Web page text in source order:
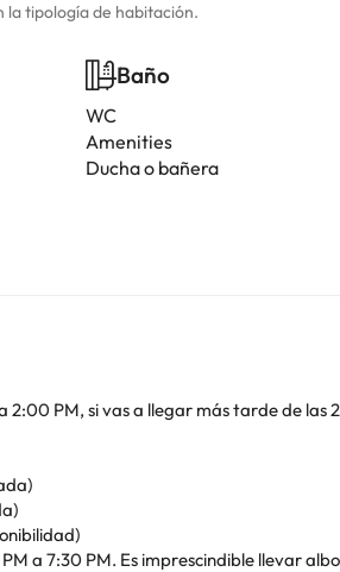
la tipología de habitación.
Baño
WC
Amenities
Ducha o bañera
2:00 PM, si vas a llegar más tarde de
a 7:30 PM. Es imprescindible llevar